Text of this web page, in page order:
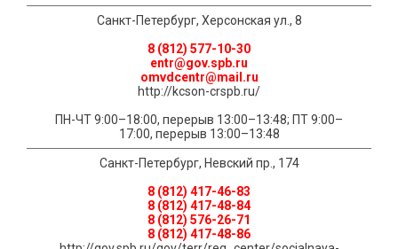
Санкт-Петербург, Херсонская ул., 8
8 (812) 577-10-30
entr@gov.spb.ru
omvdcentr@mail.ru
http://kcson-crspb.ru/
ПН-ЧТ 9:00–18:00, перерыв 13:00–13:48; ПТ 9:00–
17:00, перерыв 13:00–13:48
Санкт-Петербург, Невский пр., 174
8 (812) 417-46-83
8 (812) 417-48-84
8 (812) 576-26-71
8 (812) 417-48-86